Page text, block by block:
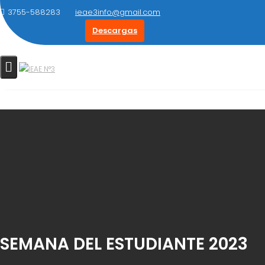
Saltar
al
contenido
3755-588283
ieae3info@gmail.com
Descargas
SEMANA DEL ESTUDIANTE 2023